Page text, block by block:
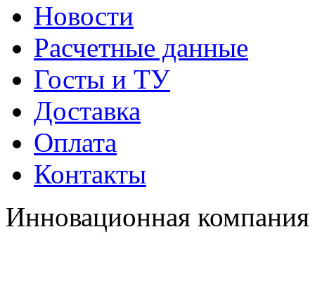
Новости
Расчетные данные
Госты и ТУ
Доставка
Оплата
Контакты
Инновационная